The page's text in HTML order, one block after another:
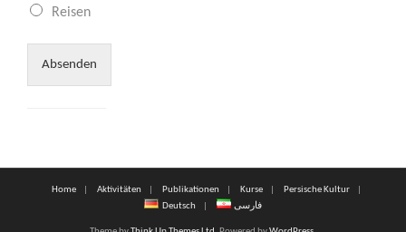
Reisen
Absenden
Home Aktivitäten Publikationen Kurse
Persische Kultur
Deutsch
فارسی